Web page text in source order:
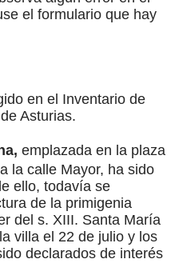
el formulario que hay
en el Inventario de
Asturias.
emplazada en la plaza
la calle Mayor, ha sido
ello, todavía se
de la primigenia
del s. XIII. Santa María
villa el 22 de julio y los
declarados de interés